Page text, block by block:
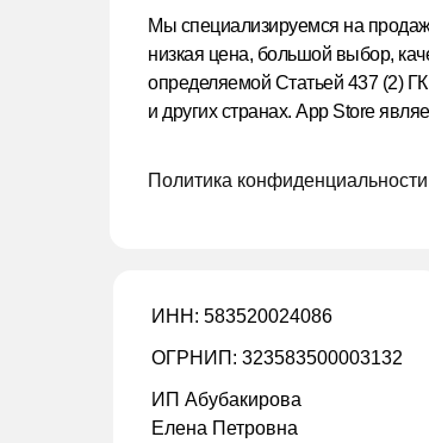
Мы специализируемся на
низкая цена, большой выбор,
определяемой Статьей 437 (2)
и других странах. App Store
ИНН: 583520024086
ОГРНИП: 323583500003132
ИП Абубакирова
Елена Петровна
Политика конфиденциальности